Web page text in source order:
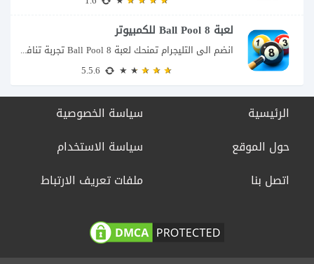
لعبة 8 Ball Pool للكمبيوتر
انضم الى التليجرام تمنحك لعبة 8 Ball Pool تجربة تنافسية ممتعة تجمع بين دقة...
الرئيسية
حول الموقع
اتصل بنا
سياسة الخصوصية
سياسة الاستخدام
ملفات تعريف الارتباط